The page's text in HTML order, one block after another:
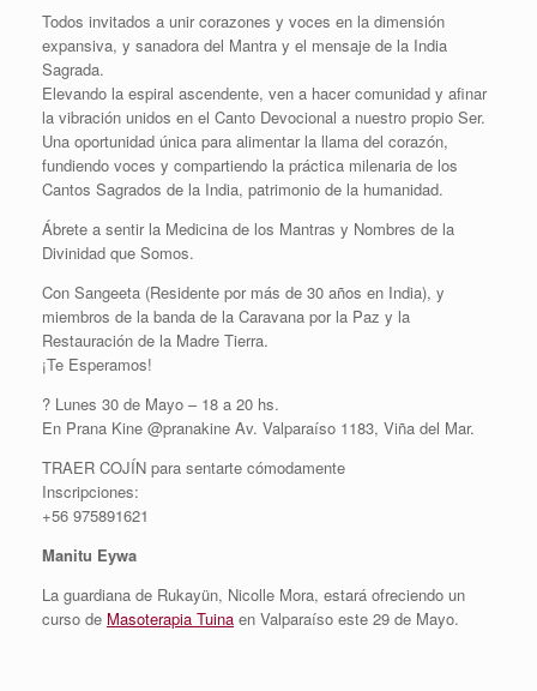
Todos invitados a unir corazones y voces en la dimensión
expansiva, y sanadora del Mantra y el mensaje de la India
Sagrada.
Elevando la espiral ascendente, ven a hacer comunidad y afinar
la vibración unidos en el Canto Devocional a nuestro propio Ser.
Una oportunidad única para alimentar la llama del corazón,
fundiendo voces y compartiendo la práctica milenaria de los
Cantos Sagrados de la India, patrimonio de la humanidad.
Ábrete a sentir la Medicina de los Mantras y Nombres de la
Divinidad que Somos.
Con Sangeeta (Residente por más de 30 años en India), y
miembros de la banda de la Caravana por la Paz y la
Restauración de la Madre Tierra.
¡Te Esperamos!
? Lunes 30 de Mayo – 18 a 20 hs.
En Prana Kine @pranakine Av. Valparaíso 1183, Viña del Mar.
TRAER COJÍN para sentarte cómodamente
Inscripciones:
+56 975891621
Manitu Eywa
La guardiana de Rukayün, Nicolle Mora, estará ofreciendo un
curso de Masoterapia Tuina en Valparaíso este 29 de Mayo.